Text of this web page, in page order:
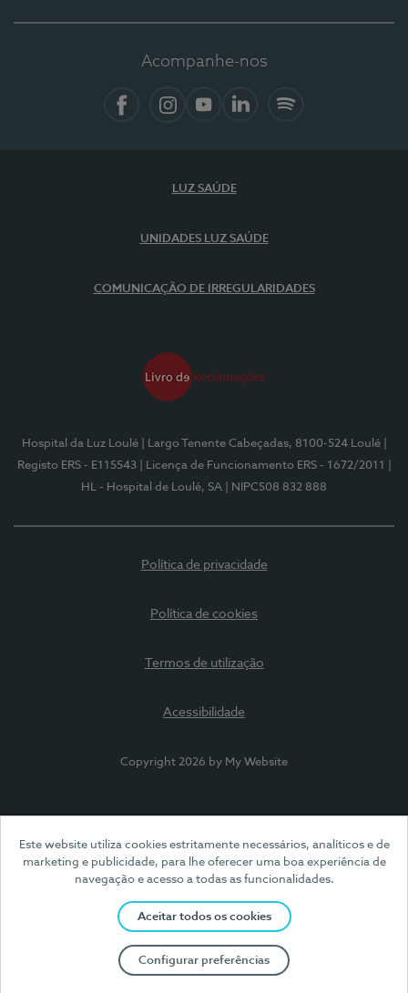
Este website utiliza cookies estritamente necessários, analíticos e de
marketing e publicidade, para lhe oferecer uma boa experiência de
navegação e acesso a todas as funcionalidades.
Aceitar todos os cookies
Configurar preferências
Acompanhe-nos
LUZ SAÚDE
UNIDADES LUZ SAÚDE
COMUNICAÇÃO DE IRREGULARIDADES
Hospital da Luz Loulé | Largo Tenente Cabeçadas, 8100-524 Loulé
Registo ERS - E115543
| Licença de Funcionamento ERS - 1672/2011
HL - Hospital de Loulé, SA
| NIPC508 832 888
Política de privacidade
Política de cookies
Termos de utilização
Acessibilidade
Copyright 2026 by My Website